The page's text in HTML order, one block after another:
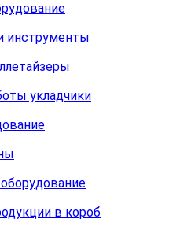
инструменты
укладчики
в короб